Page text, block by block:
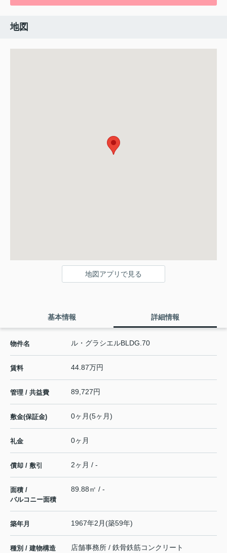
地図
地図アプリで見る
基本情報 詳細情報
物件名 ル・グラシエルBLDG.70
賃料 44.87万円
管理 / 共益費 89,727円
敷金(保証金) 0ヶ月(5ヶ月)
礼金 0ヶ月
償却 / 敷引 2ヶ月 / -
面積 /
バルコニー面積
89.88㎡ / -
築年月 1967年2月(築59年)
種別 / 建物構造 店舗事務所 / 鉄骨鉄筋コンクリート